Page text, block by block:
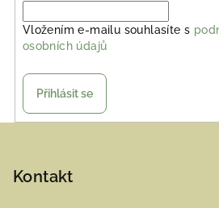
Vložením e-mailu souhlasíte s
osobních údajů
Přihlásit se
Kontakt